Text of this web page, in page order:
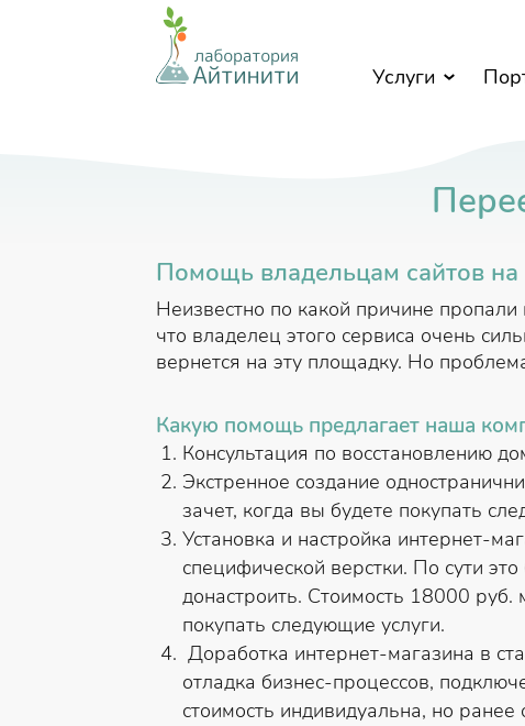
Перейти к основному содержанию
Услуги
Помощь владельцам сайтов
Неизвестно по какой причине
что владелец этого сервиса очень
вернется на эту площадку. Но
Какую помощь предлагает наша
Консультация по восстановлению
Экстренное создание
зачет, когда вы будете покупать
Установка и настройка интернет-
специфической верстки. По сути
донастроить. Стоимость 18000
покупать следующие услуги.
Доработка интернет-магазина в
отладка бизнес-процессов,
стоимость индивидуальна, но ранее